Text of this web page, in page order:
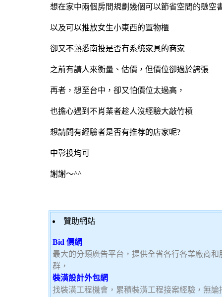
想在家中兩個房間規劃幾個可以節省空間的懸空
以及可以推放女生小東西的置物櫃
卻又不熟悉南投是否有系統家具的商家
之前有請人來衡量、估價，但價位卻過於誇張
再者，想至台中，卻又怕價位太過高，
也擔心遇到不肖業者趁人沒經驗大敲竹槓
想請問有經驗者是否有推荐的店家呢?
中彰投均可
謝謝～^^
贊助網站
Bid 價網
最大的分類廣告平台，提供全省各行各業廠商
群，
裝潢設計外包網
找裝潢工程機會，累積裝潢工程接案經驗，無